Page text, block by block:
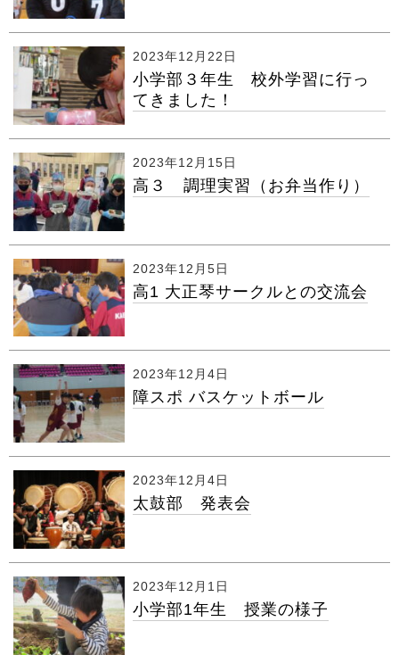
2023年12月22日
小学部３年生 校外学習に行っ
てきました！
2023年12月15日
高３ 調理実習（お弁当作り）
2023年12月5日
高1 大正琴サークルとの交流会
2023年12月4日
障スポ バスケットボール
2023年12月4日
太鼓部 発表会
2023年12月1日
小学部1年生 授業の様子